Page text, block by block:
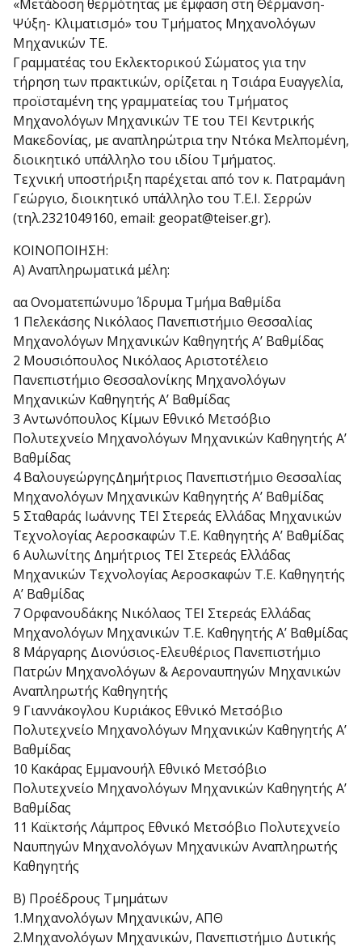
«Μετάδοση θερμότητας με έμφαση στη Θέρμανση-
Ψύξη- Κλιματισμό» του Τμήματος Μηχανολόγων
Μηχανικών ΤΕ.
Γραμματέας του Εκλεκτορικού Σώματος για την
τήρηση των πρακτικών, ορίζεται η Τσιάρα Ευαγγελία,
προϊσταμένη της γραμματείας του Τμήματος
Μηχανολόγων Μηχανικών ΤΕ του ΤΕΙ Κεντρικής
Μακεδονίας, με αναπληρώτρια την Ντόκα Μελπομένη,
διοικητικό υπάλληλο του ιδίου Τμήματος.
Τεχνική υποστήριξη παρέχεται από τον κ. Πατραμάνη
Γεώργιο, διοικητικό υπάλληλο του Τ.Ε.Ι. Σερρών
(τηλ.2321049160, email: geopat@teiser.gr).
ΚΟΙΝΟΠΟΙΗΣΗ:
Α) Αναπληρωματικά μέλη:
αα Ονοματεπώνυμο Ίδρυμα Τμήμα Βαθμίδα
1 Πελεκάσης Νικόλαος Πανεπιστήμιο Θεσσαλίας
Μηχανολόγων Μηχανικών Καθηγητής Α’ Βαθμίδας
2 Μουσιόπουλος Νικόλαος Αριστοτέλειο
Πανεπιστήμιο Θεσσαλονίκης Μηχανολόγων
Μηχανικών Καθηγητής Α’ Βαθμίδας
3 Αντωνόπουλος Κίμων Εθνικό Μετσόβιο
Πολυτεχνείο Μηχανολόγων Μηχανικών Καθηγητής Α’
Βαθμίδας
4 ΒαλουγεώργηςΔημήτριος Πανεπιστήμιο Θεσσαλίας
Μηχανολόγων Μηχανικών Καθηγητής Α’ Βαθμίδας
5 Σταθαράς Ιωάννης ΤΕΙ Στερεάς Ελλάδας Μηχανικών
Τεχνολογίας Αεροσκαφών Τ.Ε. Καθηγητής Α’ Βαθμίδας
6 Αυλωνίτης Δημήτριος ΤΕΙ Στερεάς Ελλάδας
Μηχανικών Τεχνολογίας Αεροσκαφών Τ.Ε. Καθηγητής
Α’ Βαθμίδας
7 Ορφανουδάκης Νικόλαος ΤΕΙ Στερεάς Ελλάδας
Μηχανολόγων Μηχανικών Τ.Ε. Καθηγητής Α’ Βαθμίδας
8 Μάργαρης Διονύσιος-Ελευθέριος Πανεπιστήμιο
Πατρών Μηχανολόγων & Αεροναυπηγών Μηχανικών
Αναπληρωτής Καθηγητής
9 Γιαννάκογλου Κυριάκος Εθνικό Μετσόβιο
Πολυτεχνείο Μηχανολόγων Μηχανικών Καθηγητής Α’
Βαθμίδας
10 Κακάρας Εμμανουήλ Εθνικό Μετσόβιο
Πολυτεχνείο Μηχανολόγων Μηχανικών Καθηγητής Α’
Βαθμίδας
11 Καϊκτσής Λάμπρος Εθνικό Μετσόβιο Πολυτεχνείο
Ναυπηγών Μηχανολόγων Μηχανικών Αναπληρωτής
Καθηγητής
Β) Προέδρους Τμημάτων
1.Μηχανoλόγων Μηχανικών, ΑΠΘ
2.Μηχανολόγων Μηχανικών, Πανεπιστήμιο Δυτικής